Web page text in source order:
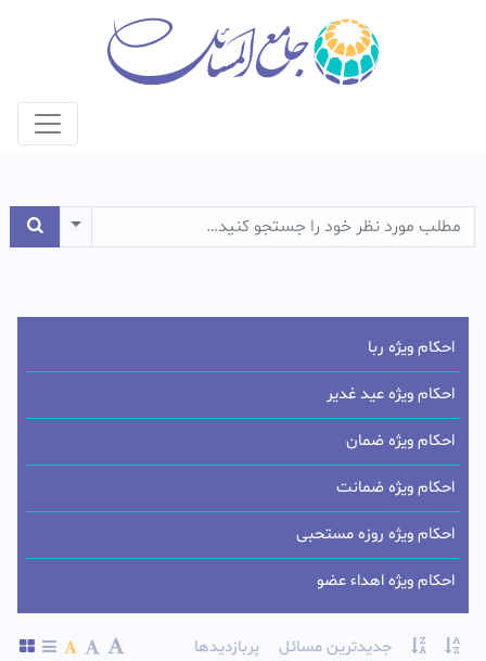
جدیدترین مسائل پربازدیدها
احکام ویژه ربا
احکام ویژه عید غدیر
احکام ویژه ضمان
احکام ویژه ضمانت
احکام ویژه روزه مستحبی
احکام ویژه اهداء عضو